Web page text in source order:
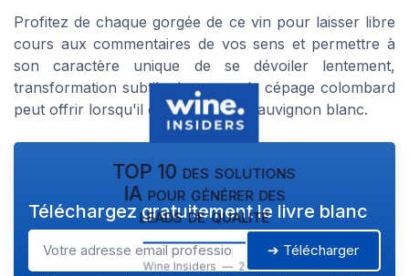
Profitez de chaque gorgée de ce vin pour laisser libre
cours aux commentaires de vos sens et permettre à
son caractère unique de se dévoiler lentement,
transformation subtile de ce que le cépage colombard
peut offrir lorsqu'il est associé au sauvignon blanc.
TOP 10 des solutions
IA pour générer des
leads de qualité
Wine Insiders — 2026
Téléchargez gratuitement le livre blanc
➔ Télécharger